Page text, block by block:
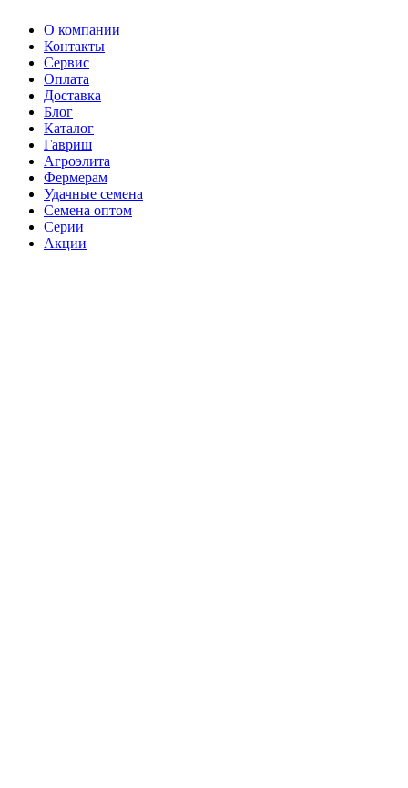
О компании
Контакты
Сервис
Оплата
Доставка
Блог
Каталог
Гавриш
Агроэлита
Фермерам
Удачные семена
Семена оптом
Серии
Акции